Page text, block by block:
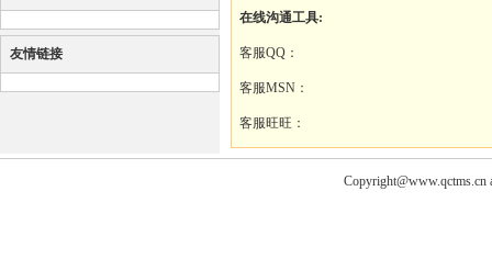
友情链接
在线沟通工具:
客服QQ：
客服MSN：
客服旺旺：
Copyright@www.qctms.cn